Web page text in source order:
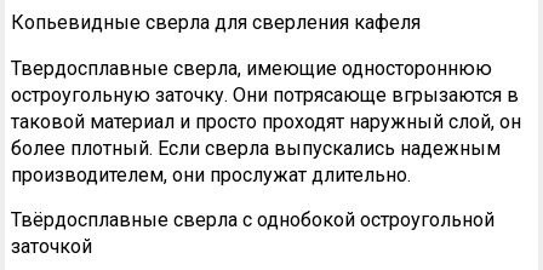
Копьевидные сверла для сверления кафеля
Твердосплавные сверла, имеющие одностороннюю
остроугольную заточку. Они потрясающе вгрызаются в
таковой материал и просто проходят наружный слой, он
более плотный. Если сверла выпускались надежным
производителем, они прослужат длительно.
Твёрдосплавные сверла с однобокой остроугольной
заточкой